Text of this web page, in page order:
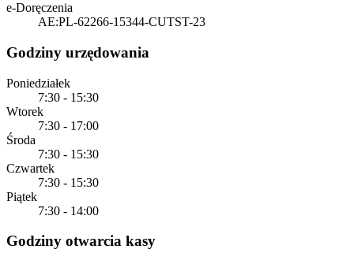
e-Doręczenia
AE:PL-62266-15344-CUTST-23
Godziny urzędowania
Poniedziałek
7:30 - 15:30
Wtorek
7:30 - 17:00
Środa
7:30 - 15:30
Czwartek
7:30 - 15:30
Piątek
7:30 - 14:00
Godziny otwarcia kasy